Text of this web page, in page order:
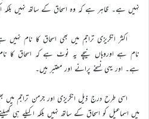
نہیں ہے۔ ظاہر ہے کہ وہ اسحاق کے ساتھ نہیں بلکہ
اکثر انگریزی تراجم میں بھی اسحاق کا نام نہیں
نام ہے اوروہاں نیچے یہ نوٹ ہے کہ اسحاق کا نام
ہے۔ اور یہی نسخے پرانے اور معتبر ہیں۔
اسی طرح درج ذیل انگریزی اور جرمن تراجم
میں اسماعیل کو اسحاق کے ساتھ نہیں بلکہ اکیلے ہی